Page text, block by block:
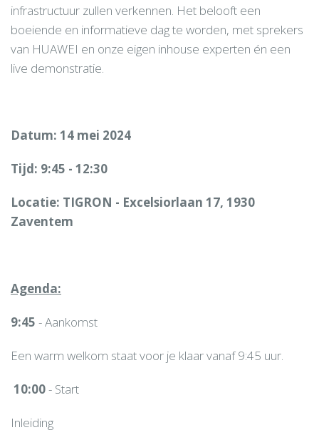
infrastructuur zullen verkennen. Het belooft een
boeiende en informatieve dag te worden, met sprekers
van HUAWEI en onze eigen inhouse experten én een
live demonstratie.
Datum: 14 mei 2024
Tijd: 9:45 - 12:30
Locatie: TIGRON - Excelsiorlaan 17, 1930
Zaventem
Agenda:
9:45 - Aankomst
Een warm welkom staat voor je klaar vanaf 9:45 uur.
10:00- Start
Inleiding